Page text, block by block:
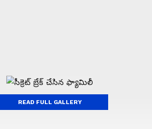
READ FULL GALLERY